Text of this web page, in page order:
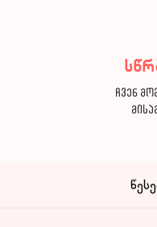
ჩვენ